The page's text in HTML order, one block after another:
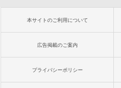
本サイトのご利用について
広告掲載のご案内
プライバシーポリシー